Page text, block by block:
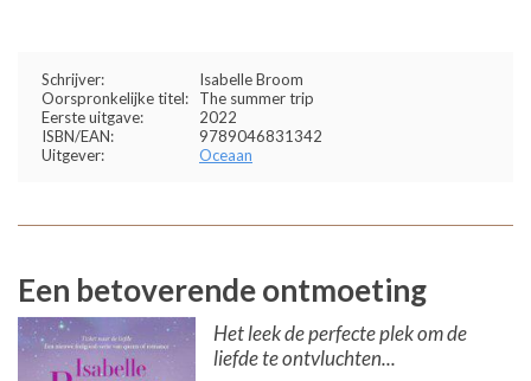
Schrijver:
Isabelle Broom
Oorspronkelijke titel:
The summer trip
Eerste uitgave:
2022
ISBN/EAN:
9789046831342
Uitgever:
Oceaan
Een betoverende ontmoeting
Het leek de perfecte plek om de
liefde te ontvluchten...